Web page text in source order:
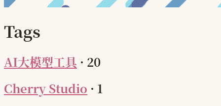
Tags
AI大模型工具 · 20
Cherry Studio · 1